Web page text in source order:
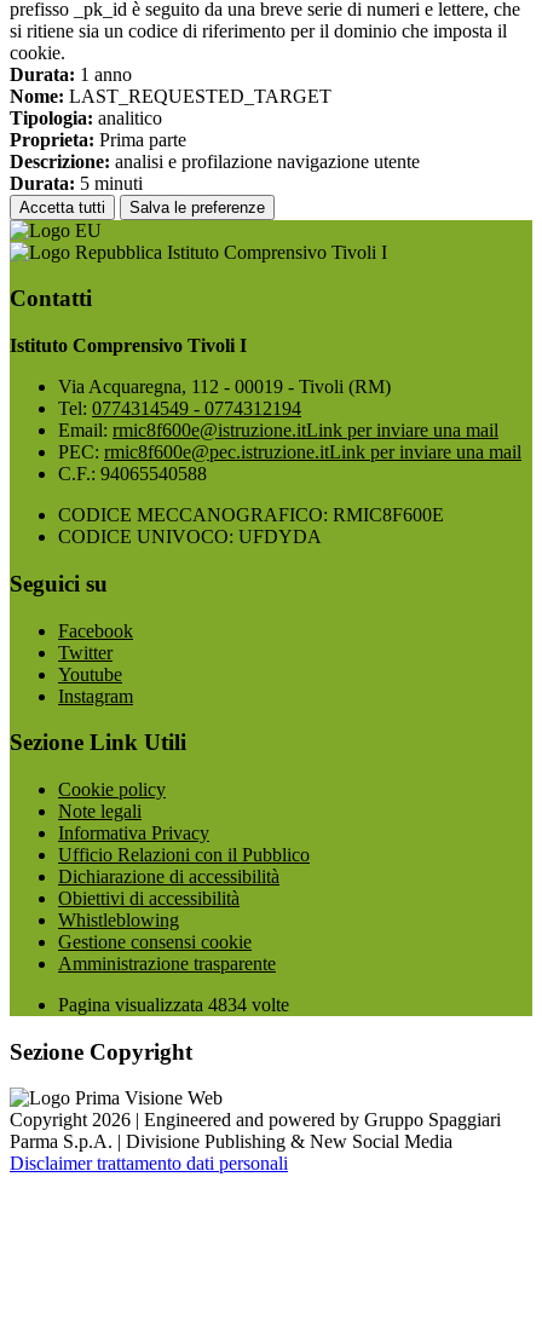
prefisso _pk_id è seguito da una breve serie di numeri e lettere, che
si ritiene sia un codice di riferimento per il dominio che imposta il
cookie.
Durata: 1 anno
Nome: LAST_REQUESTED_TARGET
Tipologia: analitico
Proprieta: Prima parte
Descrizione: analisi e profilazione navigazione utente
Durata: 5 minuti
Accetta tutti Salva le preferenze
Istituto Comprensivo Tivoli I
Contatti
Istituto Comprensivo Tivoli I
Via Acquaregna, 112 - 00019 - Tivoli (RM)
Tel: 0774314549 - 0774312194
Email: rmic8f600e@istruzione.itLink per inviare una mail
PEC: rmic8f600e@pec.istruzione.itLink per inviare una mail
C.F.: 94065540588
CODICE MECCANOGRAFICO: RMIC8F600E
CODICE UNIVOCO: UFDYDA
Seguici su
Facebook
Twitter
Youtube
Instagram
Sezione Link Utili
Cookie policy
Note legali
Informativa Privacy
Ufficio Relazioni con il Pubblico
Dichiarazione di accessibilità
Obiettivi di accessibilità
Whistleblowing
Gestione consensi cookie
Amministrazione trasparente
Pagina visualizzata 4834 volte
Sezione Copyright
Copyright 2026 | Engineered and powered by Gruppo Spaggiari
Parma S.p.A. | Divisione Publishing & New Social Media
Disclaimer trattamento dati personali